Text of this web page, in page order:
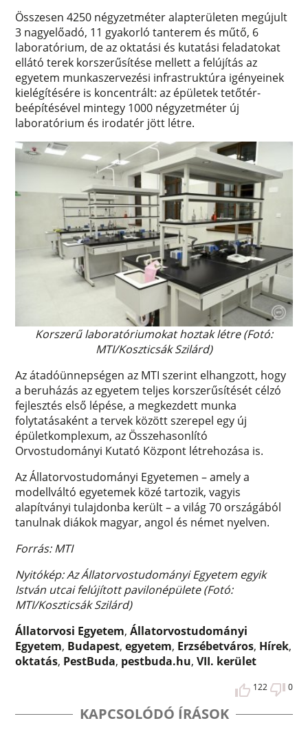
Összesen 4250 négyzetméter alapterületen megújult
3 nagyelőadó, 11 gyakorló tanterem és műtő, 6
laboratórium, de az oktatási és kutatási feladatokat
ellátó terek korszerűsítése mellett a felújítás az
egyetem munkaszervezési infrastruktúra igényeinek
kielégítésére is koncentrált: az épületek tetőtér-
beépítésével mintegy 1000 négyzetméter új
laboratórium és irodatér jött létre.
Korszerű laboratóriumokat hoztak létre (Fotó:
MTI/Koszticsák Szilárd)
Az átadóünnepségen az MTI szerint elhangzott, hogy
a beruházás az egyetem teljes korszerűsítését célzó
fejlesztés első lépése, a megkezdett munka
folytatásaként a tervek között szerepel egy új
épületkomplexum, az Összehasonlító
Orvostudományi Kutató Központ létrehozása is.
Az Állatorvostudományi Egyetemen – amely a
modellváltó egyetemek közé tartozik, vagyis
alapítványi tulajdonba került – a világ 70 országából
tanulnak diákok magyar, angol és német nyelven.
Forrás: MTI
Nyitókép: Az Állatorvostudományi Egyetem egyik
István utcai felújított pavilonépülete (Fotó:
MTI/Koszticsák Szilárd)
Állatorvosi Egyetem,Állatorvostudományi
Egyetem, Budapest,egyetem, Erzsébetváros, Hírek,
oktatás, PestBuda, pestbuda.hu,VII. kerület
122 0
KAPCSOLÓDÓ ÍRÁSOK